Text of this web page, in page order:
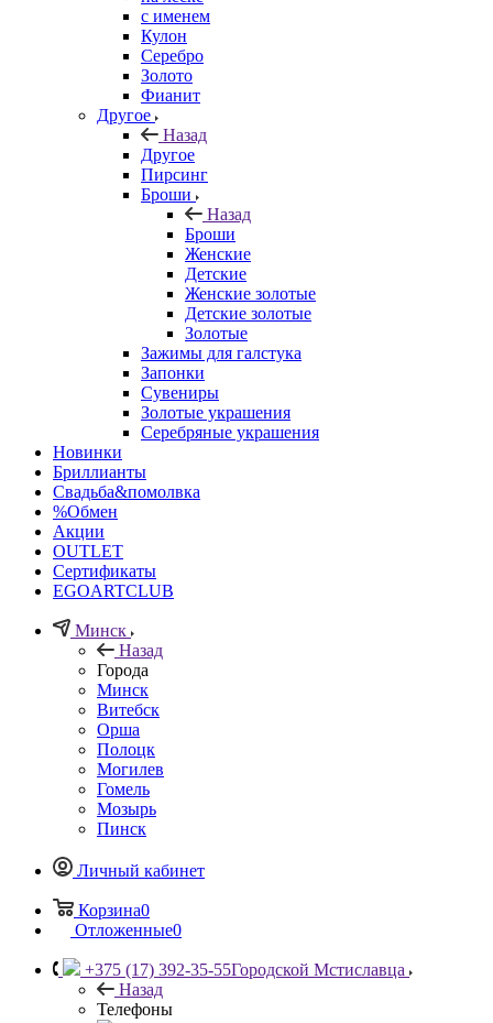
с именем
Кулон
Серебро
Золото
Фианит
Другое
Назад
Другое
Пирсинг
Броши
Назад
Броши
Женские
Детские
Женские золотые
Детские золотые
Золотые
Зажимы для галстука
Запонки
Сувениры
Золотые украшения
Серебряные украшения
Новинки
Бриллианты
Свадьба&помолвка
%Обмен
Акции
OUTLET
Сертификаты
EGOARTCLUB
Минск
Назад
Города
Минск
Витебск
Орша
Полоцк
Могилев
Гомель
Мозырь
Пинск
Личный кабинет
Корзина0
Отложенные0
+375 (17) 392-35-55Городской Мстиславца
Назад
Телефоны